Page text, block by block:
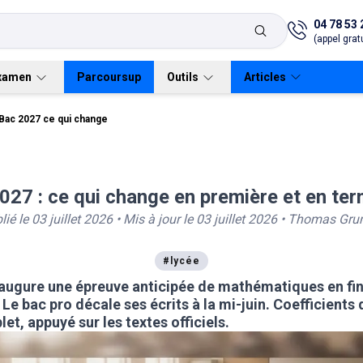
04 78 53
(appel
Première générale
Première STMG
Première STL
Première ST2S
Terminale
Terminale STL
Bac général
Bac technologique
Bac général
Parcoursup Outils
Verbes irréguliers
anglais
Flashcards
Lycées
Articles
Bac 2027 ce qui change
: ce qui change en première et en
le03 juillet 2026• Mis à jour le 03 juillet 2026• Thomas
# lycée
une épreuve anticipée de mathématiques en
bac pro décale ses écrits à la mi-juin. Coefficients
appuyé sur les textes officiels.